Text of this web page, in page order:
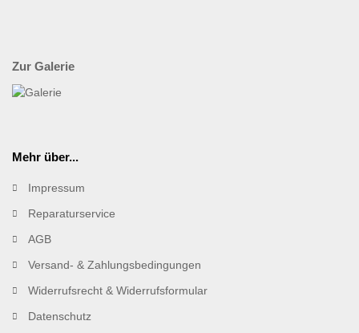
Zur Galerie
Mehr über...
Impressum
Reparaturservice
AGB
Versand- & Zahlungsbedingungen
Widerrufsrecht & Widerrufsformular
Datenschutz